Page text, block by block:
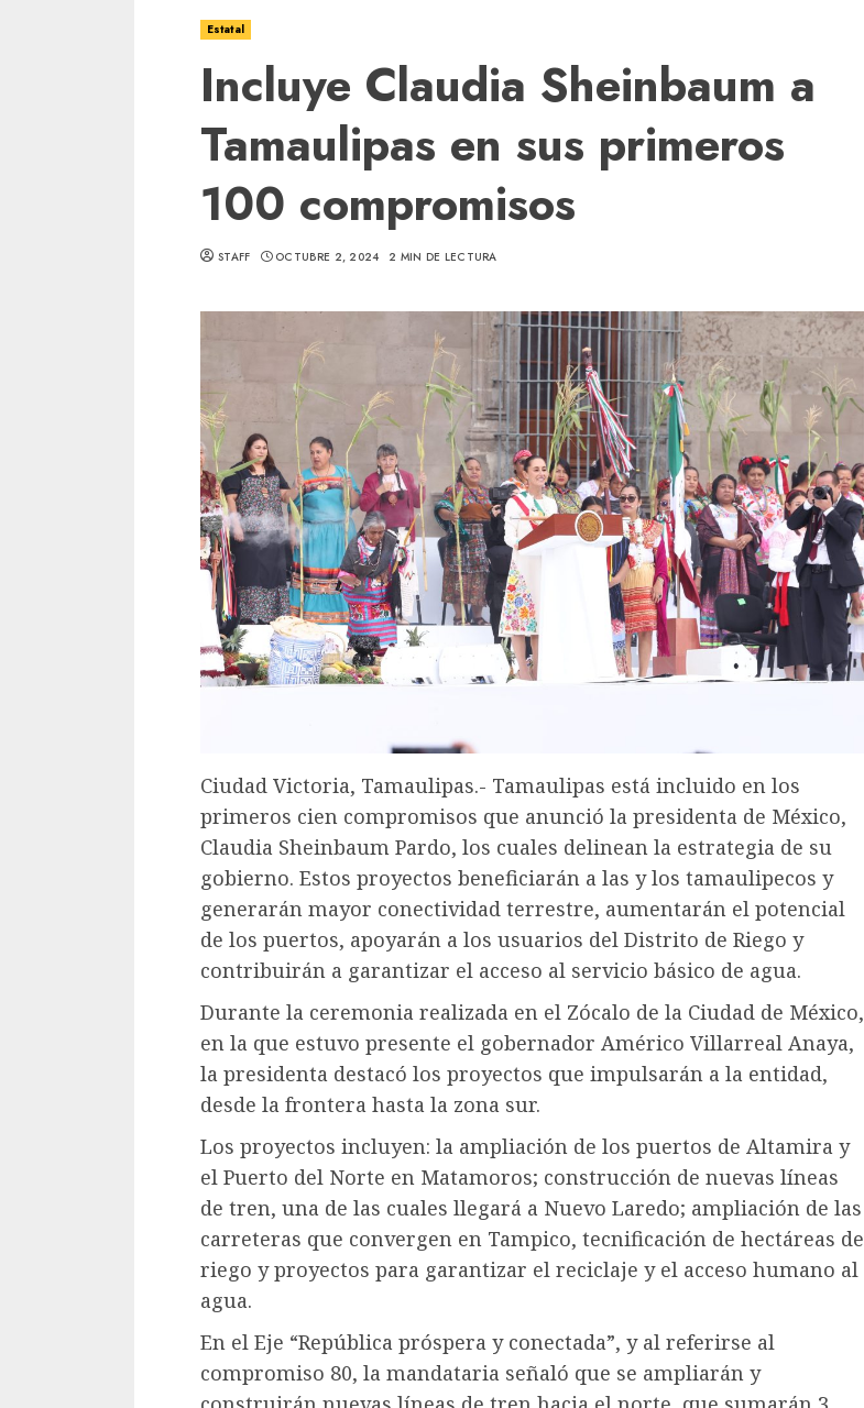
Estatal
Incluye Claudia Sheinbaum a
Tamaulipas en sus primeros
100 compromisos
STAFF OCTUBRE 2, 2024 2 MIN DE LECTURA
Ciudad Victoria, Tamaulipas.- Tamaulipas está incluido en los
primeros cien compromisos que anunció la presidenta de México,
Claudia Sheinbaum Pardo, los cuales delinean la estrategia de su
gobierno. Estos proyectos beneficiarán a las y los tamaulipecos y
generarán mayor conectividad terrestre, aumentarán el potencial
de los puertos, apoyarán a los usuarios del Distrito de Riego y
contribuirán a garantizar el acceso al servicio básico de agua.
Durante la ceremonia realizada en el Zócalo de la Ciudad de México,
en la que estuvo presente el gobernador Américo Villarreal Anaya,
la presidenta destacó los proyectos que impulsarán a la entidad,
desde la frontera hasta la zona sur.
Los proyectos incluyen: la ampliación de los puertos de Altamira y
el Puerto del Norte en Matamoros; construcción de nuevas líneas
de tren, una de las cuales llegará a Nuevo Laredo; ampliación de las
carreteras que convergen en Tampico, tecnificación de hectáreas de
riego y proyectos para garantizar el reciclaje y el acceso humano al
agua.
En el Eje “República próspera y conectada”, y al referirse al
compromiso 80, la mandataria señaló que se ampliarán y